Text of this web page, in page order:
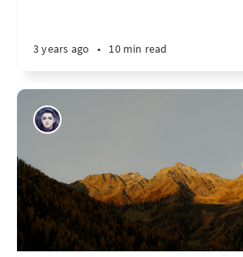
3 years ago • 10 min read